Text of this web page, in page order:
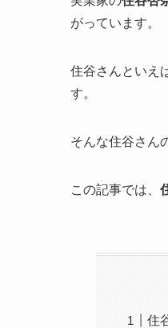
がっています。
住谷さんといえ
す。
そんな住谷さん
この記事では、
住